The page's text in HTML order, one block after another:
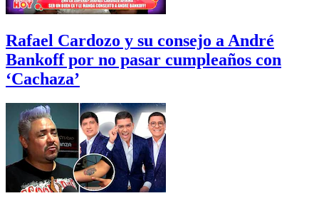
Rafael Cardozo y su consejo a André
Bankoff por no pasar cumpleaños con
‘Cachaza’